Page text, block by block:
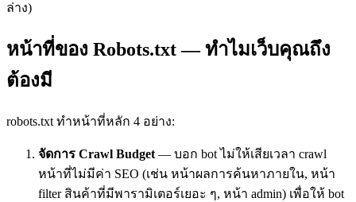
ล่าง)
หน้าที่ของ Robots.txt — ทำไมเว็บคุณถึง
ต้องมี
robots.txt ทำหน้าที่หลัก 4 อย่าง:
จัดการ Crawl Budget — บอก bot ไม่ให้เสียเวลา crawl
หน้าที่ไม่มีค่า SEO (เช่น หน้าผลการค้นหาภายใน, หน้า
filter สินค้าที่มีพารามิเตอร์เยอะ ๆ, หน้า admin) เพื่อให้ bot